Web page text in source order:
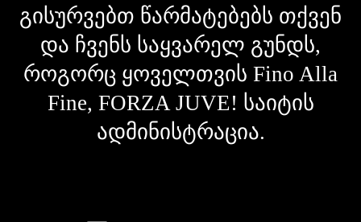
გისურვებთ წარმატებებს თქვენ
და ჩვენს საყვარელ გუნდს,
როგორც ყოველთვის Fino Alla
Fine, FORZA JUVE! საიტის
ადმინისტრაცია.